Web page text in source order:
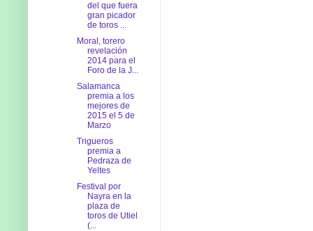
del que fuera
gran picador
de toros ...
Moral, torero
revelación
2014 para el
Foro de la J...
Salamanca
premia a los
mejores de
2015 el 5 de
Marzo
Trigueros
premia a
Pedraza de
Yeltes
Festival por
Nayra en la
plaza de
toros de Utiel
(...